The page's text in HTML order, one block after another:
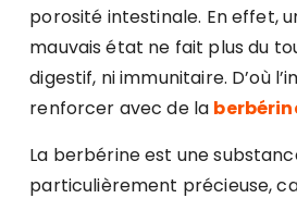
porosité intestinale. En effet,
mauvais état ne fait plus du
digestif, ni immunitaire. D’où
renforcer avec de la
La berbérine est une
particulièrement précieuse,